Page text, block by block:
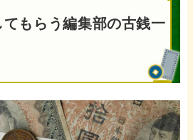
もらう編集部の古銭一